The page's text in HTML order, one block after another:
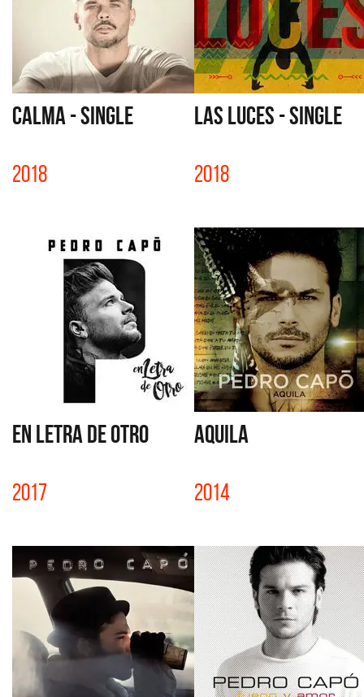
CALMA - SINGLE
2018
LAS LUCES - SINGLE
2018
EN LETRA DE OTRO
2017
AQUILA
2014